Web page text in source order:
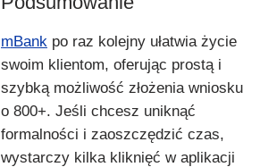
mBank po raz kolejny ułatwia życie
swoim klientom, oferując prostą i
szybką możliwość złożenia wniosku
o 800+. Jeśli chcesz uniknąć
formalności i zaoszczędzić czas,
wystarczy kilka kliknięć w aplikacji